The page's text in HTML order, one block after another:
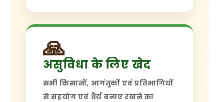
🙏
असुविधा के लिए खेद
सभी किसानों, आगंतुकों एवं प्रतिभागियों
से सहयोग एवं धैर्य बनाए रखने का